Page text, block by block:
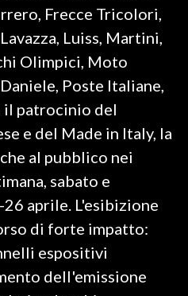
Frecce Tricolori,
Luiss, Martini,
Olimpici, Moto
Poste Italiane,
il patrocinio del
e del Made in Italy, la
al pubblico nei
sabato e
aprile. L'esibizione
di forte impatto:
espositivi
dell'emissione